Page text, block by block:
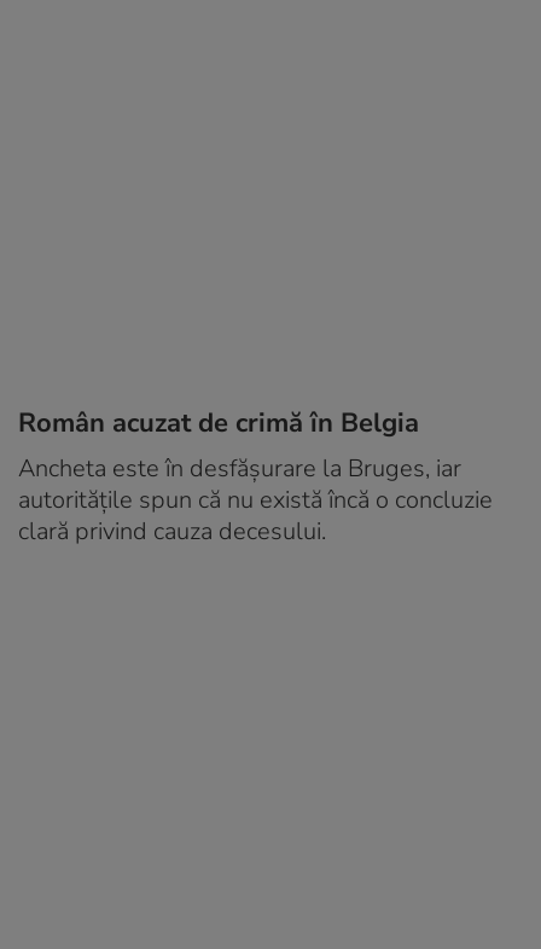
Român acuzat de crimă în Belgia
Ancheta este în desfășurare la Bruges, iar
autoritățile spun că nu există încă o concluzie
clară privind cauza decesului.